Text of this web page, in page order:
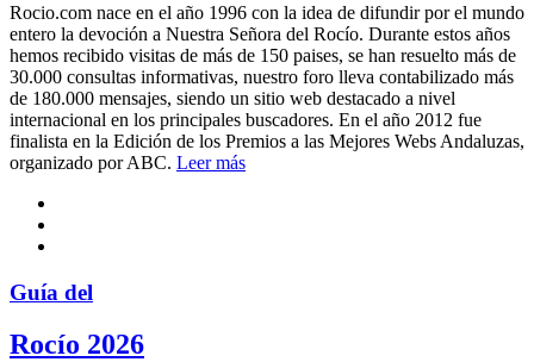
Rocio.com nace en el año 1996 con la idea de difundir por el mundo
entero la devoción a Nuestra Señora del Rocío. Durante estos años
hemos recibido visitas de más de 150 paises, se han resuelto más de
30.000 consultas informativas, nuestro foro lleva contabilizado más
de 180.000 mensajes, siendo un sitio web destacado a nivel
internacional en los principales buscadores. En el año 2012 fue
finalista en la Edición de los Premios a las Mejores Webs Andaluzas,
organizado por ABC. Leer más
Guía del
Rocío 2026